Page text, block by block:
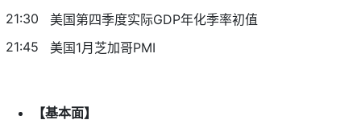
21:30
美国第四季度实际GDP年化季率初值
21:45
美国1月芝加哥PMI
【基本面】